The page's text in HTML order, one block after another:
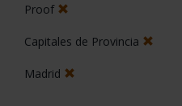
Proof
Capitales de Provincia
Madrid